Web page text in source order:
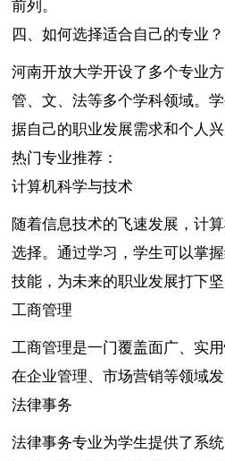
前列。
四、如何选择适合自己的专业？
河南开放大学开设了多个专业
管、文、法等多个学科领域。
据自己的职业发展需求和个人
热门专业推荐：
计算机科学与技术
随着信息技术的飞速发展，计
选择。通过学习，学生可以掌
技能，为未来的职业发展打下坚
工商管理
工商管理是一门覆盖面广、实
在企业管理、市场营销等领域发
法律事务
法律事务专业为学生提供了系